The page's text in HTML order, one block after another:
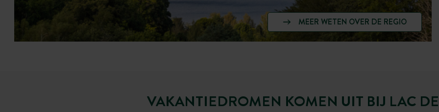
MEER WETEN OVER DE REGIO
VAKANTIEDROMEN KOMEN UIT BIJ LAC